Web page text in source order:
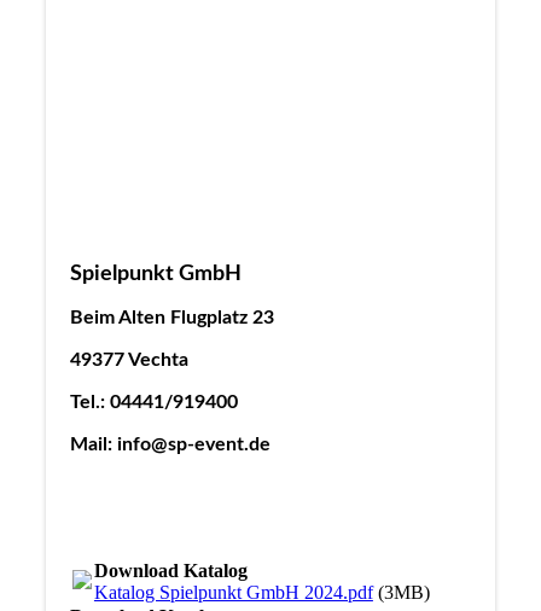
Spielpunkt GmbH
Beim Alten Flugplatz 23
49377 Vechta
Tel.: 04441/919400
Mail: info@sp-event.de
Download Katalog
Katalog Spielpunkt GmbH 2024.pdf(3MB)